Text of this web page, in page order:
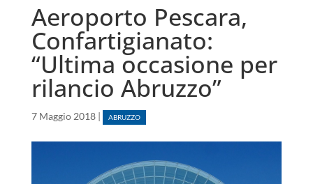
Aeroporto Pescara,
Confartigianato:
“Ultima occasione per
rilancio Abruzzo”
7 Maggio 2018| ABRUZZO